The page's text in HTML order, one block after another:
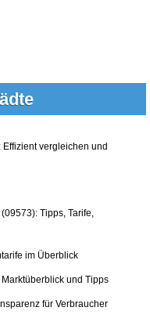
vergleichen und
Tipps, Tarife,
im Überblick
und Tipps
für Verbraucher